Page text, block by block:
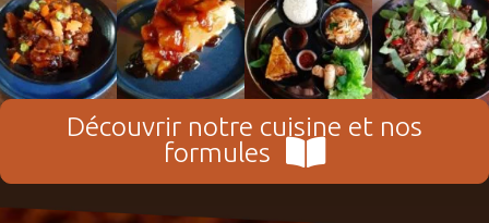
Découvrir notre cuisine et nos
formules